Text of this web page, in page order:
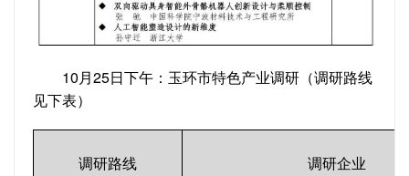
10月25日下午：玉环市特色产业调研（调研路线
见下表）
调研路线 调研企业